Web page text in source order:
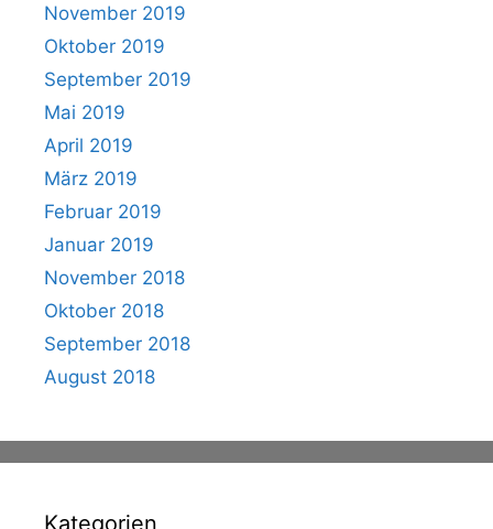
November 2019
Oktober 2019
September 2019
Mai 2019
April 2019
März 2019
Februar 2019
Januar 2019
November 2018
Oktober 2018
September 2018
August 2018
Kategorien